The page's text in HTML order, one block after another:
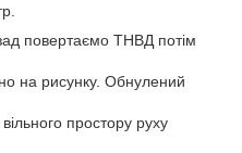
повертаємо ТНВД потім
на рисунку. Обнулений
простору руху